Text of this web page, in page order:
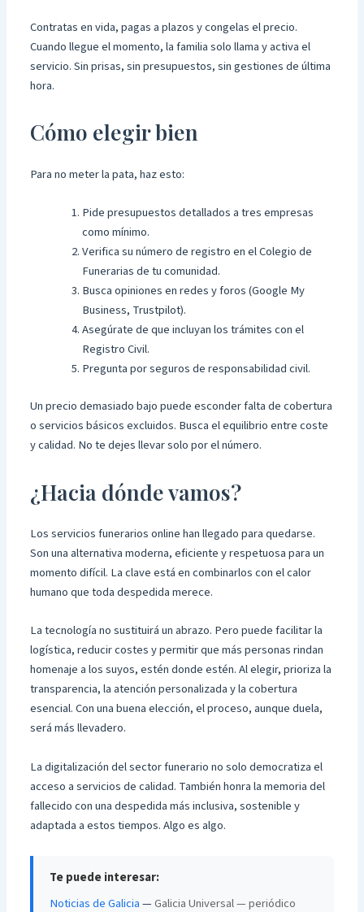
Contratas en vida, pagas a plazos y congelas el precio.
Cuando llegue el momento, la familia solo llama y activa el
servicio. Sin prisas, sin presupuestos, sin gestiones de última
hora.
Cómo elegir bien
Para no meter la pata, haz esto:
Pide presupuestos detallados a tres empresas
como mínimo.
Verifica su número de registro en el Colegio de
Funerarias de tu comunidad.
Busca opiniones en redes y foros (Google My
Business, Trustpilot).
Asegúrate de que incluyan los trámites con el
Registro Civil.
Pregunta por seguros de responsabilidad civil.
Un precio demasiado bajo puede esconder falta de cobertura
o servicios básicos excluidos. Busca el equilibrio entre coste
y calidad. No te dejes llevar solo por el número.
¿Hacia dónde vamos?
Los servicios funerarios online han llegado para quedarse.
Son una alternativa moderna, eficiente y respetuosa para un
momento difícil. La clave está en combinarlos con el calor
humano que toda despedida merece.
La tecnología no sustituirá un abrazo. Pero puede facilitar la
logística, reducir costes y permitir que más personas rindan
homenaje a los suyos, estén donde estén. Al elegir, prioriza la
transparencia, la atención personalizada y la cobertura
esencial. Con una buena elección, el proceso, aunque duela,
será más llevadero.
La digitalización del sector funerario no solo democratiza el
acceso a servicios de calidad. También honra la memoria del
fallecido con una despedida más inclusiva, sostenible y
adaptada a estos tiempos. Algo es algo.
Te puede interesar:
Noticias de Galicia—Galicia Universal — periódico